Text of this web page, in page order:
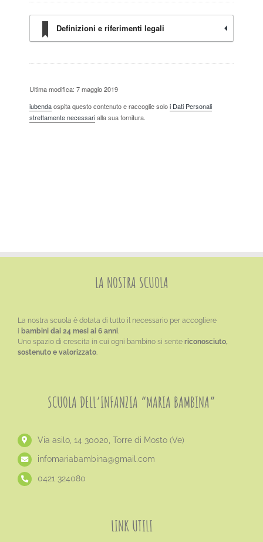
Definizioni e riferimenti legali
Ultima modifica: 7 maggio 2019
iubendaospita questo contenuto e raccoglie soloi Dati Personali
strettamente necessarialla sua fornitura.
LA NOSTRA SCUOLA
La nostra scuola è dotata di tutto il necessario per accogliere
i bambini dai 24 mesi ai 6 anni.
Uno spazio di crescita in cui ogni bambino si sente riconosciuto,
sostenuto e valorizzato.
SCUOLA DELL’INFANZIA “MARIA BAMBINA”
Via asilo, 14 30020, Torre di Mosto (Ve)
​infomariabambina@gmail.com
0421 324080
LINK UTILI